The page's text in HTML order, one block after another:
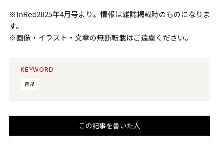
※InRed2025年4月号より。情報は雑誌掲載時のものになりま
す。
※画像・イラスト・文章の無断転載はご遠慮ください。
KEYWORD
育児
この記事を書いた人